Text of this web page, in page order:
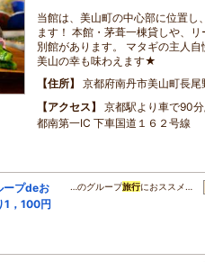
当館は、美山町の中心部に位置し
ます！ 本館・茅葺一棟貸しや、
別館があります。 マタギの主人
美山の幸も味わえます★
住所
京都府南丹市美山町長尾
アクセス
京都駅より車で90
都南第一IC 下車国道１６２号線
ープdeお
1，100円
…のグループ旅行におススメ…